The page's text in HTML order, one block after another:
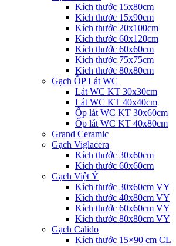
Kích thước 15x80cm
Kích thước 15x90cm
Kích thước 20x100cm
Kích thước 60x120cm
Kích thước 60x60cm
Kích thước 75x75cm
Kích thước 80x80cm
Gạch ỐP Lát WC
Lát WC KT 30x30cm
Lát WC KT 40x40cm
Ốp lát WC KT 30x60cm
Ốp lát WC KT 40x80cm
Grand Ceramic
Gạch Viglacera
Kích thước 30x60cm
Kích thước 60x60cm
Gạch Việt Ý
Kích thước 30x60cm VY
Kích thước 40x80cm VY
Kích thước 60x60cm VY
Kích thước 80x80cm VY
Gạch Calido
Kích thước 15×90 cm CL